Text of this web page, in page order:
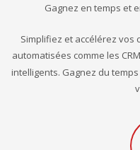
Gagnez en temps et
Simplifiez et accélérez vos
automatisées comme les
intelligents. Gagnez du